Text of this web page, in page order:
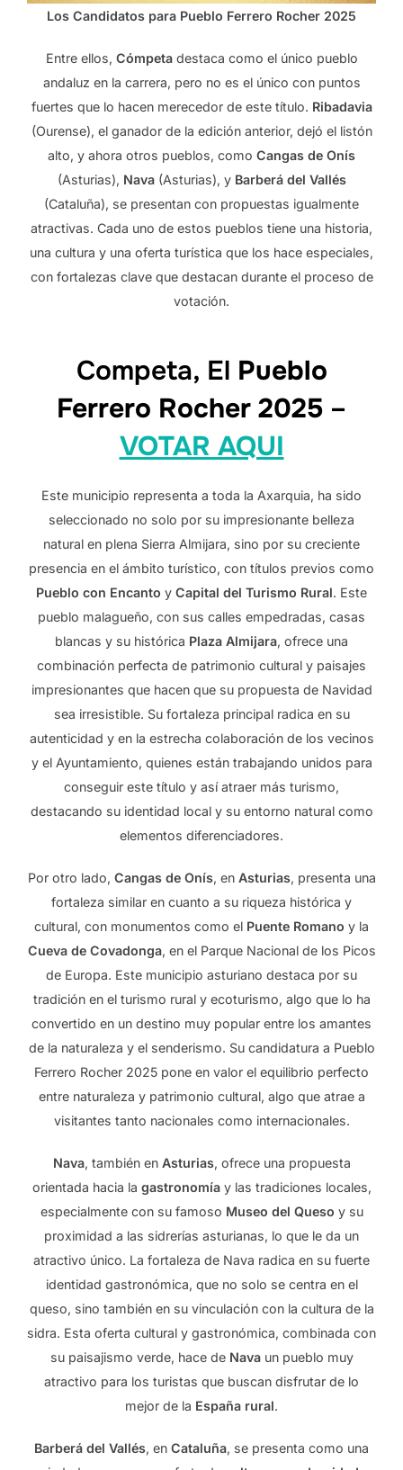
Los Candidatos para Pueblo Ferrero Rocher 2025
Entre ellos, Cómpetadestaca como el único pueblo
andaluz en la carrera, pero no es el único con puntos
fuertes que lo hacen merecedor de este título. Ribadavia
(Ourense), el ganador de la edición anterior, dejó el listón
alto, y ahora otros pueblos, como Cangas de Onís
(Asturias), Nava(Asturias), y Barberá del Vallés
(Cataluña), se presentan con propuestas igualmente
atractivas. Cada uno de estos pueblos tiene una historia,
una cultura y una oferta turística que los hace especiales,
con fortalezas clave que destacan durante el proceso de
votación.
Competa, El Pueblo
Ferrero Rocher 2025 –
VOTAR AQUI
Este municipio representa a toda la Axarquia, ha sido
seleccionado no solo por su impresionante belleza
natural en plena Sierra Almijara, sino por su creciente
presencia en el ámbito turístico, con títulos previos como
Pueblo con Encanto y Capital del Turismo Rural. Este
pueblo malagueño, con sus calles empedradas, casas
blancas y su histórica Plaza Almijara, ofrece una
combinación perfecta de patrimonio cultural y paisajes
impresionantes que hacen que su propuesta de Navidad
sea irresistible. Su fortaleza principal radica en su
autenticidad y en la estrecha colaboración de los vecinos
y el Ayuntamiento, quienes están trabajando unidos para
conseguir este título y así atraer más turismo,
destacando su identidad local y su entorno natural como
elementos diferenciadores.
Por otro lado, Cangas de Onís, en Asturias, presenta una
fortaleza similar en cuanto a su riqueza histórica y
cultural, con monumentos como el Puente Romano y la
Cueva de Covadonga, en el Parque Nacional de los Picos
de Europa. Este municipio asturiano destaca por su
tradición en el turismo rural y ecoturismo, algo que lo ha
convertido en un destino muy popular entre los amantes
de la naturaleza y el senderismo. Su candidatura a Pueblo
Ferrero Rocher 2025 pone en valor el equilibrio perfecto
entre naturaleza y patrimonio cultural, algo que atrae a
visitantes tanto nacionales como internacionales.
Nava, también en Asturias, ofrece una propuesta
orientada hacia la gastronomíay las tradiciones locales,
especialmente con su famoso Museo del Queso y su
proximidad a las sidrerías asturianas, lo que le da un
atractivo único. La fortaleza de Nava radica en su fuerte
identidad gastronómica, que no solo se centra en el
queso, sino también en su vinculación con la cultura de la
sidra. Esta oferta cultural y gastronómica, combinada con
su paisajismo verde, hace de Navaun pueblo muy
atractivo para los turistas que buscan disfrutar de lo
mejor de la España rural.
Barberá del Vallés, en Cataluña, se presenta como una